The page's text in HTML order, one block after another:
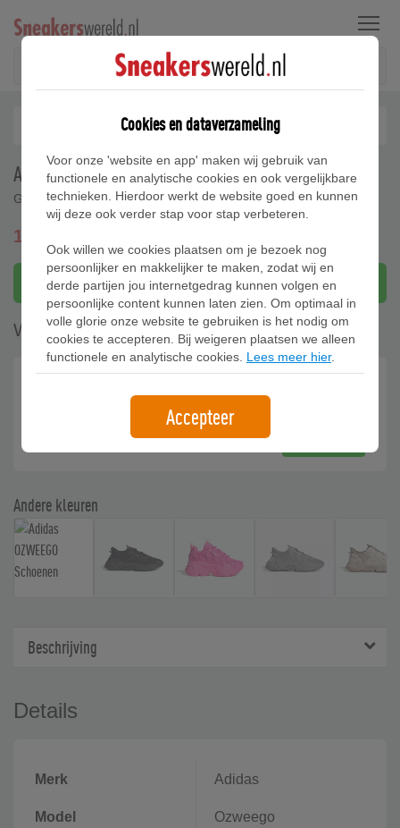
Menu
Adidas OZWEEGO Schoenen
GW4671
120,00
Bekijk bij Adidas
Waar te koop (1)
Andere kleuren
Beschrijving
Details
Merk Adidas
Model Ozweego
Cookies en dataverzameling
Voor onze 'website en app' maken wij gebruik van
functionele en analytische cookies en ook vergelijkbare
technieken. Hierdoor werkt de website goed en kunnen
wij deze ook verder stap voor stap verbeteren.
Ook willen we cookies plaatsen om je bezoek nog
persoonlijker en makkelijker te maken, zodat wij en
derde partijen jou internetgedrag kunnen volgen en
persoonlijke content kunnen laten zien. Om optimaal in
volle glorie onze website te gebruiken is het nodig om
cookies te accepteren. Bij weigeren plaatsen we alleen
functionele en analytische cookies. Lees meer hier.
Accepteer